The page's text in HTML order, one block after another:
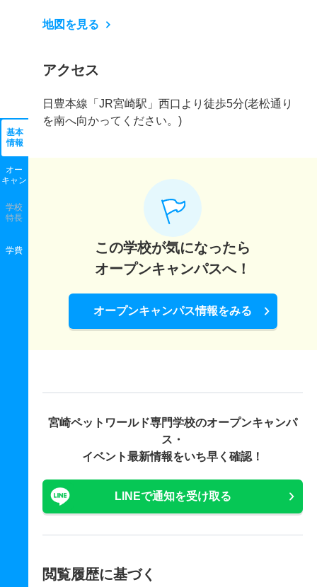
基本
情報
オー
キャン
学校
特長
学費
地図を見る
アクセス
日豊本線「JR宮崎駅」西口より徒歩5分(老松通り
を南へ向かってください。)
この学校が気になったら
オープンキャンパスへ！
オープンキャンパス情報をみる
宮崎ペットワールド専門学校のオープンキャンパ
ス・
イベント最新情報をいち早く確認！
LINEで通知を受け取る
閲覧履歴に基づく